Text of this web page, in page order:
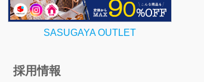
SASUGAYA OUTLET
採用情報